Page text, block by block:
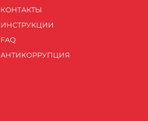
КОНТАКТЫ
ИНСТРУКЦИИ
FAQ
АНТИКОРРУПЦИЯ